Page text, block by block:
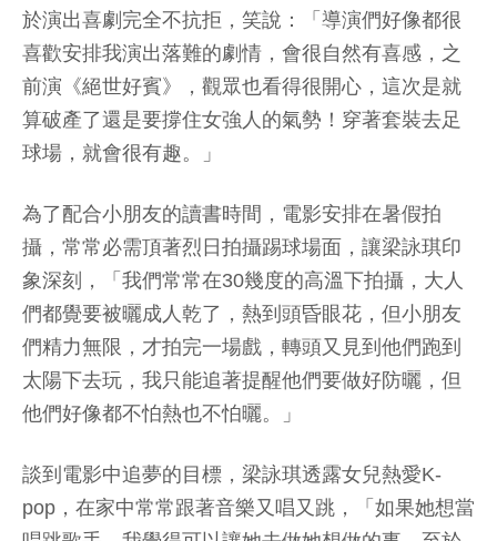
於演出喜劇完全不抗拒，笑說：「導演們好像都很
喜歡安排我演出落難的劇情，會很自然有喜感，之
前演《絕世好賓》，觀眾也看得很開心，這次是就
算破產了還是要撐住女強人的氣勢！穿著套裝去足
球場，就會很有趣。」
為了配合小朋友的讀書時間，電影安排在暑假拍
攝，常常必需頂著烈日拍攝踢球場面，讓梁詠琪印
象深刻，「我們常常在30幾度的高溫下拍攝，大人
們都覺要被曬成人乾了，熱到頭昏眼花，但小朋友
們精力無限，才拍完一場戲，轉頭又見到他們跑到
太陽下去玩，我只能追著提醒他們要做好防曬，但
他們好像都不怕熱也不怕曬。」
談到電影中追夢的目標，梁詠琪透露女兒熱愛K-
pop，在家中常常跟著音樂又唱又跳，「如果她想當